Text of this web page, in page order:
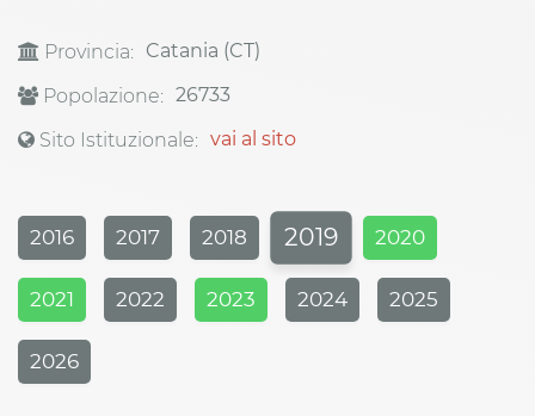
Provincia:
Catania (CT)
Popolazione: 26733
Sito Istituzionale: vai al sito
2016 2017 2018 2019 2020
2021 2022 2023 2024 2025
2026